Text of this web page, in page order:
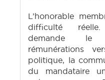
L’honorable
difficulté
demande le
rémunérations
politique, la
du mandataire